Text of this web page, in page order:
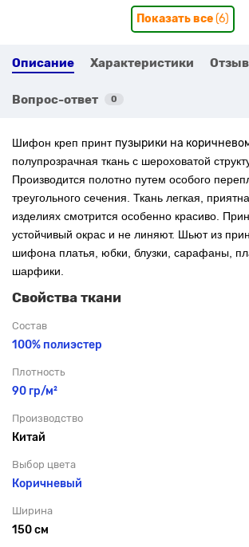
Показать все(6)
Описание Характеристики
Вопрос-ответ 0
Шифон креп принт пузырики на
полупрозрачная ткань с шероховатой
Производится полотно путем особого
треугольного сечения. Ткань легкая,
изделиях смотрится особенно красиво.
устойчивый окрас и не линяют. Шьют из
шифона платья, юбки, блузки, сарафаны,
шарфики.
Свойства ткани
Состав
100% полиэстер
Плотность
90 гр/м²
Производство
Китай
Выбор цвета
Коричневый
Ширина
150 см